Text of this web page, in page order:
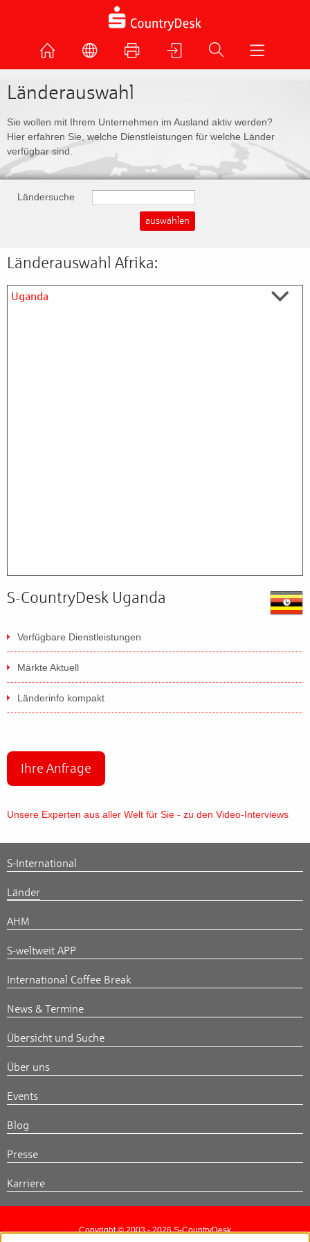
Länderauswahl
Sie wollen mit Ihrem Unternehmen im Ausland aktiv werden?
Hier erfahren Sie, welche Dienstleistungen für welche Länder
verfügbar sind.
Ländersuche
Länderauswahl Afrika:
Uganda
S-CountryDesk Uganda
Verfügbare Dienstleistungen
Märkte Aktuell
Länderinfo kompakt
Ihre Anfrage
Unsere Experten aus aller Welt für Sie - zu den Video-Interviews
S-International
Länder
AHM
S-weltweit APP
International Coffee Break
News & Termine
Übersicht und Suche
Über uns
Events
Blog
Presse
Karriere
Copyright © 2003 - 2026 S-CountryDesk